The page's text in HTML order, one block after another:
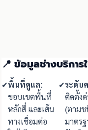
📍 ข้อมูลช่างบริกา
✔พื้นที่ดูแล:
ขอบเขตพื้นที่
หลักสี่ และเส้น
ทางเชื่อมต่อ
✔ระดับ
ติดตั้ง
(ตามช
มาตร